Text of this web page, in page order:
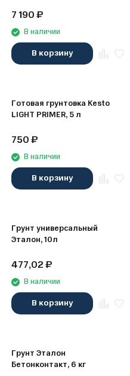
7 190₽
В наличии
В корзину
Готовая грунтовка Kesto
LIGHT PRIMER, 5 л
750₽
В наличии
В корзину
Грунт универсальный
Эталон, 10л
477,02₽
В наличии
В корзину
Грунт Эталон
Бетонконтакт, 6 кг